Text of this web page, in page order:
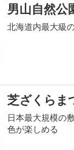
男山自然公
北海道内最大級
芝ざくらま
日本最大規模の
色が楽しめる